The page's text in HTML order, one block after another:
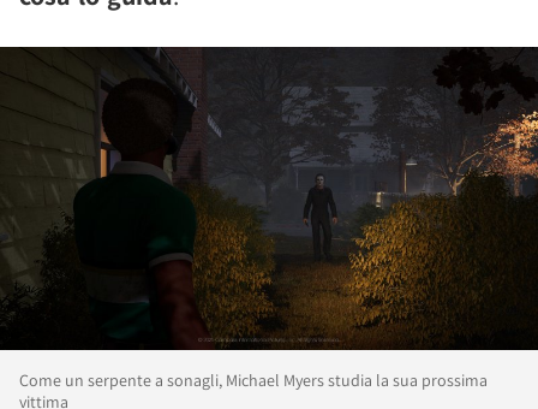
Come un serpente a sonagli, Michael Myers studia la sua prossima
vittima